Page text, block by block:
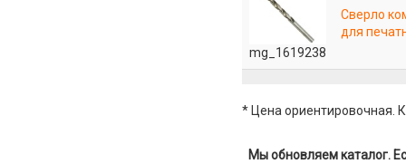
mg_1619238
Сверло
для
* Цена ориентировочная.
Мы обновляем каталог.